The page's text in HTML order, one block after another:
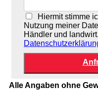
Hiermit stimme
Nutzung meiner
Händler und
Alle Angaben ohne